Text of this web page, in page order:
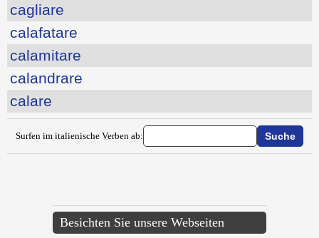
cagliare
calafatare
calamitare
calandrare
calare
Surfen im italienische Verben ab:
Besichten Sie unsere Webseiten